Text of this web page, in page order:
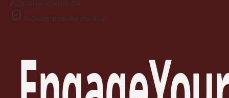
Push Delivered within 24h
GoDaddy-protected checkout